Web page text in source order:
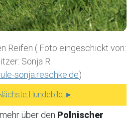
Reifen ( Foto eingeschickt von:
Sonja R.
sonja.reschke.de)
Hundebild ►
über den Polnischer